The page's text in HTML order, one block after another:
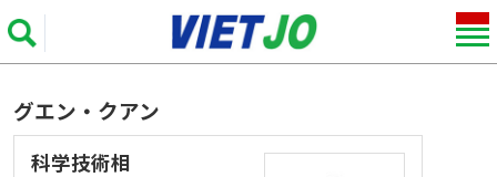
グエン・クアン
科学技術相